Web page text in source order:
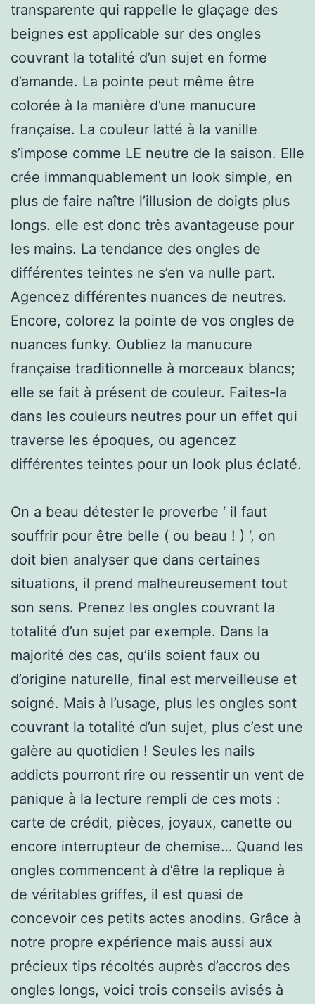
transparente qui rappelle le glaçage des
beignes est applicable sur des ongles
couvrant la totalité d’un sujet en forme
d’amande. La pointe peut même être
colorée à la manière d’une manucure
française. La couleur latté à la vanille
s’impose comme LE neutre de la saison. Elle
crée immanquablement un look simple, en
plus de faire naître l’illusion de doigts plus
longs. elle est donc très avantageuse pour
les mains. La tendance des ongles de
différentes teintes ne s’en va nulle part.
Agencez différentes nuances de neutres.
Encore, colorez la pointe de vos ongles de
nuances funky. Oubliez la manucure
française traditionnelle à morceaux blancs;
elle se fait à présent de couleur. Faites-la
dans les couleurs neutres pour un effet qui
traverse les époques, ou agencez
différentes teintes pour un look plus éclaté.
On a beau détester le proverbe ‘ il faut
souffrir pour être belle ( ou beau ! ) ‘, on
doit bien analyser que dans certaines
situations, il prend malheureusement tout
son sens. Prenez les ongles couvrant la
totalité d’un sujet par exemple. Dans la
majorité des cas, qu’ils soient faux ou
d’origine naturelle, final est merveilleuse et
soigné. Mais à l’usage, plus les ongles sont
couvrant la totalité d’un sujet, plus c’est une
galère au quotidien ! Seules les nails
addicts pourront rire ou ressentir un vent de
panique à la lecture rempli de ces mots :
carte de crédit, pièces, joyaux, canette ou
encore interrupteur de chemise… Quand les
ongles commencent à d’être la replique à
de véritables griffes, il est quasi de
concevoir ces petits actes anodins. Grâce à
notre propre expérience mais aussi aux
précieux tips récoltés auprès d’accros des
ongles longs, voici trois conseils avisés à